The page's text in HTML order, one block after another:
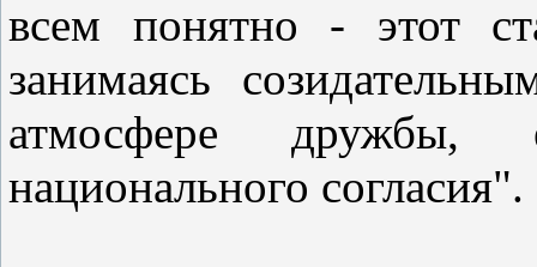
всем понятно - этот
занимаясь
атмосфере дружбы,
национального